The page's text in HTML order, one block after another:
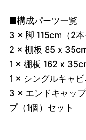
■構成パーツ一覧
3 × 脚 115cm（2本
2 × 棚板 85 x
1 × 棚板 162 x
1 × シングルキャビ
3 × エンドキャッ
プ（1個）セット